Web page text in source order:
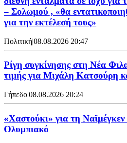
– Σολωμού , «θα
για την εκτέλεσή τους»
Πολιτική|08.08.2026 20:47
Ρίγη συγκίνησης στη Νέα
τιμής για Μιχάλη Κατσούρη
Γήπεδο|08.08.2026 20:24
«Χαστούκι» για τη Ναϊμέγκεν
Ολυμπιακό